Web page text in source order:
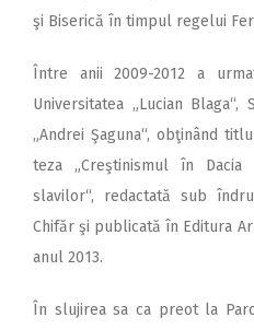
şi Biserică în timpul regelui
Între anii 2009-2012 a
Universitatea „Lucian Blaga“,
„Andrei Şaguna“, obţinând
teza „Creştinismul în
slavilor“, redactată sub
Chifăr şi publicată în Editura
anul 2013.
În slujirea sa ca preot la